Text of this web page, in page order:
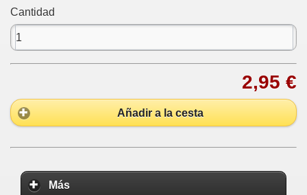
Cantidad
2,95 €
Añadir a la cesta
Más